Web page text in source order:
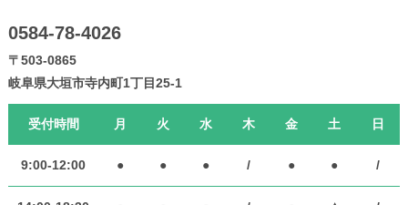
0584-78-4026
〒503-0865
岐阜県大垣市寺内町1丁目25-1
受付時間 月 火 水 木 金 土 日
9:00-12:00 ● ● ● / ● ● /